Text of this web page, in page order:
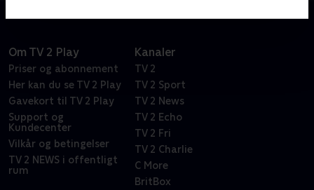
Om TV 2 Play
Priser og abonnement
Her kan du se TV 2 Play
Gavekort til TV 2 Play
Support og
Kundecenter
Vilkår og betingelser
TV 2 NEWS i offentligt
rum
Kanaler
TV 2
TV 2 Sport
TV 2 News
TV 2 Echo
TV 2 Fri
TV 2 Charlie
C More
BritBox